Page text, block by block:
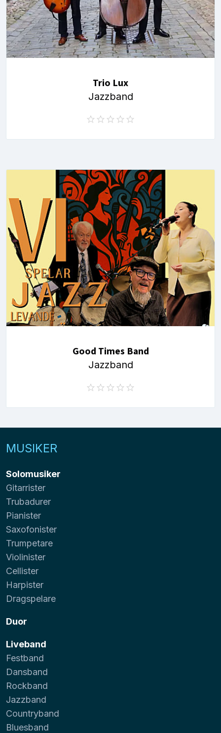
Trio Lux
Jazzband
Good Times Band
Jazzband
MUSIKER
Solomusiker
Gitarrister
Trubadurer
Pianister
Saxofonister
Trumpetare
Violinister
Cellister
Harpister
Dragspelare
Duor
Liveband
Festband
Dansband
Rockband
Jazzband
Countryband
Bluesband